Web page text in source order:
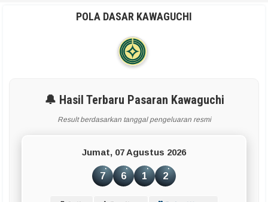
POLA DASAR KAWAGUCHI
🔔 Hasil Terbaru Pasaran Kawaguchi
Result berdasarkan tanggal pengeluaran resmi
Jumat, 07 Agustus 2026
7 6 1 2